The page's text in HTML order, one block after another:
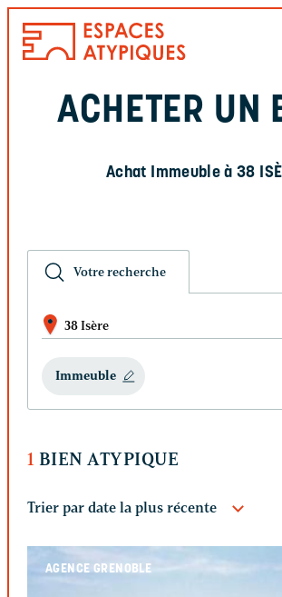
ACHETER UN
Achat Immeuble à 38
Votre recherche
38 Isère
Immeuble
1 BIEN ATYPIQUE
AGENCE GRENOBLE